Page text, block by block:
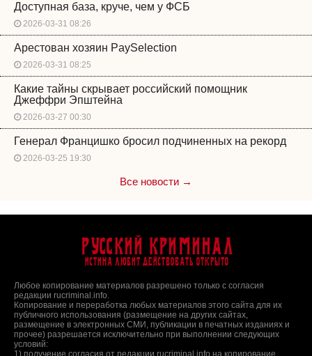
Доступная база, круче, чем у ФСБ
2026-03-31 08:26
Арестован хозяин PaySelection
2026-03-31 08:25
Какие тайны скрывает российский помощник
Джеффри Эпштейна
2026-03-27 00:30
Генерал Францишко бросил подчиненных на рекорд
2026-03-25 19:30
Все новости →
Русский Криминал
Истина любит действовать открыто
Любое копирование материалов разрешено только с согласия
редакции rucriminal.info.
Копирование и переработка любых материалов этого сайта для их
публичного использования (размещение на других сайтах,
размещение в электронных СМИ, публикации в печатных изданиях и
прочее) разрешается исключительно при выполнении следующих
условий:
1) получение согласия от редакции rucriminal.info на копирование